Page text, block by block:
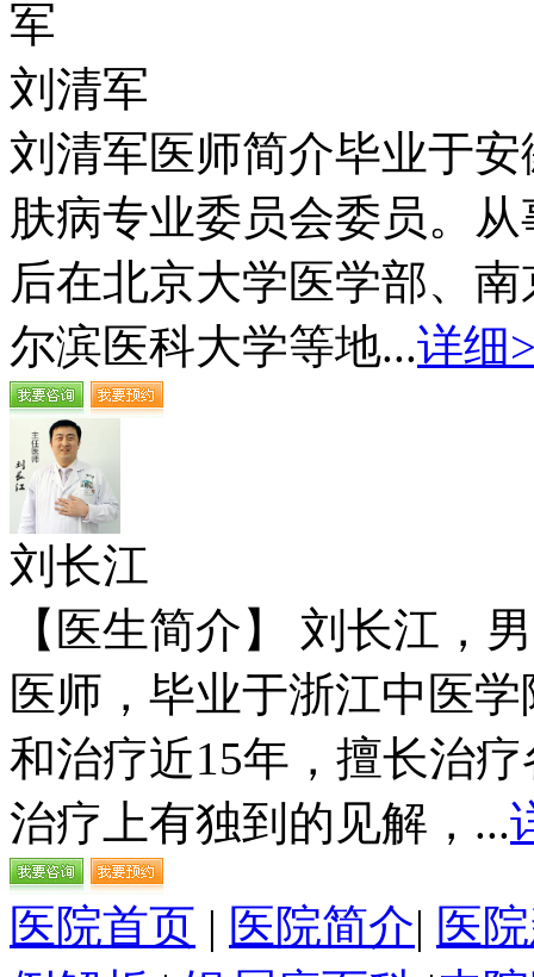
刘清军
刘清军医师简介毕业于
肤病专业委员会委员。
后在北京大学医学部、
尔滨医科大学等地...详细
刘长江
【医生简介】 刘长江，
医师，毕业于浙江中医
和治疗近15年，擅长治
治疗上有独到的见解，...
医院首页 | 医院简介| 医